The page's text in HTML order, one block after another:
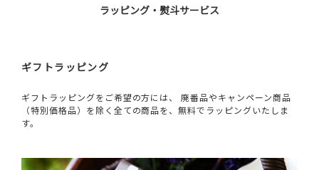
ラッピング・熨斗サービス
ギフトラッピング
ギフトラッピングをご希望の方には、 廃番品やキャンペーン商品
（特別価格品）を除く全ての商品を、無料でラッピングいたしま
す。